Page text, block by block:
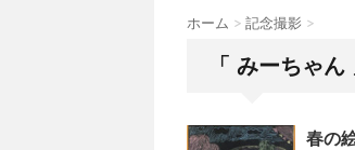
ホーム > 記念撮影 >
「 みーちゃ
春の